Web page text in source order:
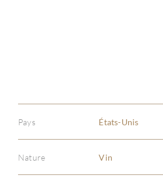
Pays États-Unis
Nature Vin